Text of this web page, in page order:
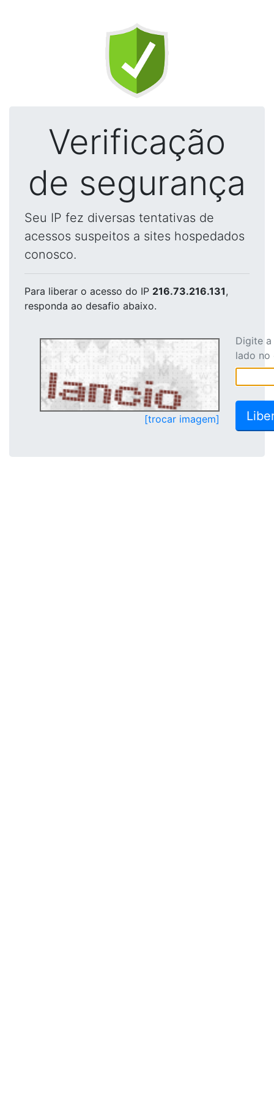
Verificação
de segurança
Seu IP fez diversas tentativas de
acessos suspeitos a sites hospedados
conosco.
Para liberar o acesso do IP 216.73.216.131,
responda ao desafio abaixo.
[trocar imagem]
Digite
lado no